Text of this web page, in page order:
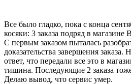
Все было гладко, пока с конца
косяки: 3 заказа подряд в
С первым заказом пыталась
доказательства завершения
ответ, что передали все это в
тишина. Последующие 2 заказа
Делаю вывод, что сервис умер.